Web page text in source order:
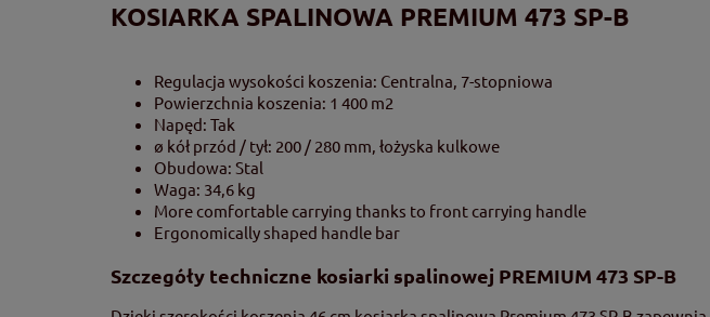
KOSIARKA SPALINOWA PREMIUM 473 SP-B
Regulacja wysokości koszenia: Centralna, 7-stopniowa
Powierzchnia koszenia: 1 400 m2
Napęd: Tak
ø kół przód / tył: 200 / 280 mm, łożyska kulkowe
Obudowa: Stal
Waga: 34,6 kg
More comfortable carrying thanks to front carrying handle
Ergonomically shaped handle bar
Szczegóły techniczne kosiarki spalinowej PREMIUM 473 SP-B